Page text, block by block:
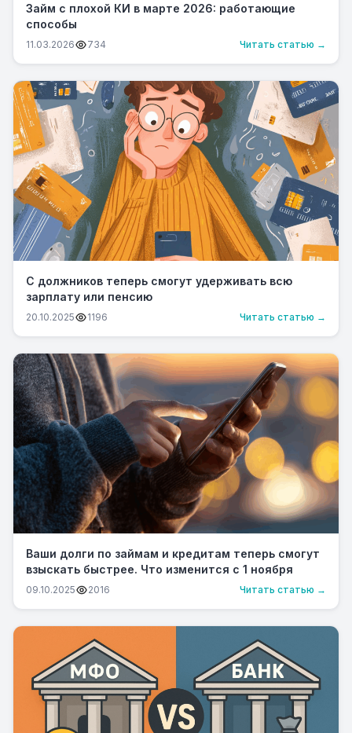
Займ с плохой КИ в марте 2026: работающие
способы
11.03.2026 734 Читать статью →
С должников теперь смогут удерживать всю
зарплату или пенсию
20.10.2025 1196 Читать статью →
Ваши долги по займам и кредитам теперь смогут
взыскать быстрее. Что изменится с 1 ноября
09.10.2025 2016 Читать статью →